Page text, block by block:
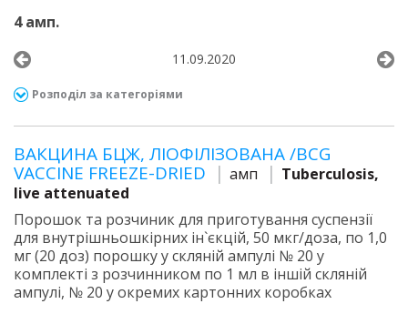
4 амп.
11.09.2020
Розподіл за категоріями
ВАКЦИНА БЦЖ, ЛІОФІЛІЗОВАНА /BCG
VACCINE FREEZE-DRIED
амп
Tuberculosis,
live attenuated
Порошок та розчиник для приготування суспензії
для внутрішньошкірних ін`єкцій, 50 мкг/доза, по 1,0
мг (20 доз) порошку у скляній ампулі № 20 у
комплекті з розчинником по 1 мл в іншій скляній
ампулі, № 20 у окремих картонних коробках